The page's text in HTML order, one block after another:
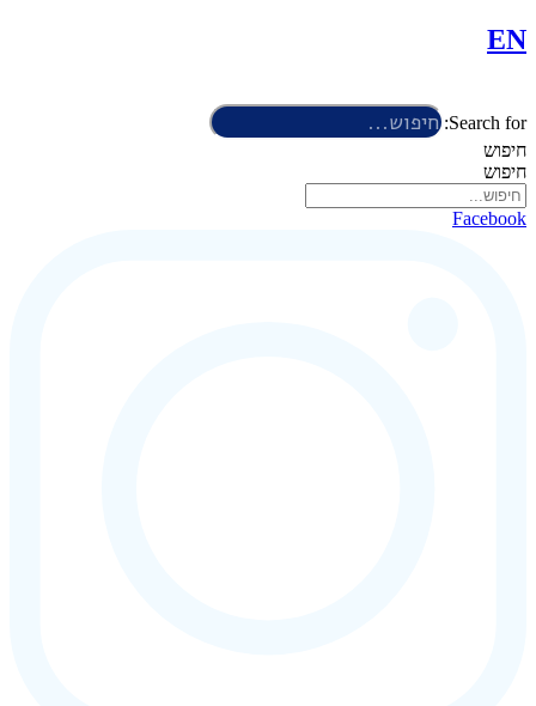
EN
Search for:
חיפוש
חיפוש
Facebook